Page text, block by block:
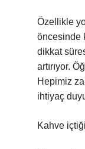
Özellikle
öncesinde
dikkat
artırıyor.
Hepimiz
ihtiyaç
Kahve